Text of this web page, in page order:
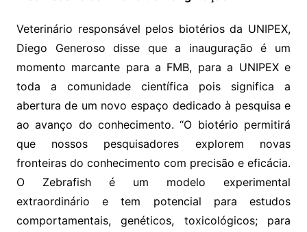
Veterinário responsável pelos biotérios da UNIPEX,
Diego Generoso disse que a inauguração é um
momento marcante para a FMB, para a UNIPEX e
toda a comunidade científica pois significa a
abertura de um novo espaço dedicado à pesquisa e
ao avanço do conhecimento. “O biotério permitirá
que nossos pesquisadores explorem novas
fronteiras do conhecimento com precisão e eficácia.
O Zebrafish é um modelo experimental
extraordinário e tem potencial para estudos
comportamentais, genéticos, toxicológicos; para